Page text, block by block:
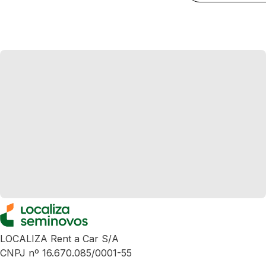
LOCALIZA Rent a Car S/A
CNPJ nº 16.670.085/0001-55